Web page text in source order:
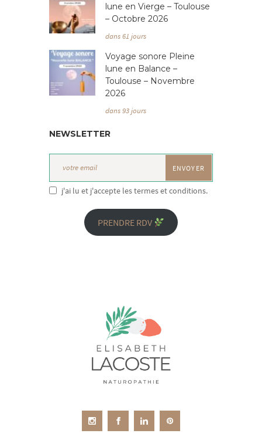
lune en Vierge – Toulouse
– Octobre 2026
dans 61 jours
Voyage sonore Pleine
lune en Balance –
Toulouse – Novembre
2026
dans 93 jours
NEWSLETTER
j'ai lu et j'accepte les termes et conditions.
PRENDRE RDV